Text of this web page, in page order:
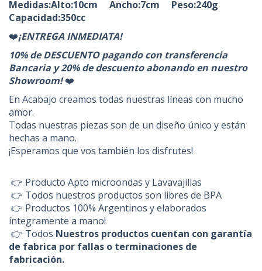
Medidas:Alto:10cm Ancho:7cm Peso:240g
Capacidad:350cc
❤️¡ENTREGA INMEDIATA!
10% de DESCUENTO pagando con transferencia
Bancaria y 20% de descuento abonando en nuestro
Showroom!❤️
En Acabajo creamos todas nuestras líneas con mucho
amor.
Todas nuestras piezas son de un diseño único y están
hechas a mano.
¡Esperamos que vos también los disfrutes!
👉 Producto Apto microondas y Lavavajillas
👉 Todos nuestros productos son libres de BPA
👉 Productos 100% Argentinos y elaborados
íntegramente a mano!
👉 Todos Nuestros productos cuentan con garantía
de fabrica por fallas o terminaciones de
fabricación.